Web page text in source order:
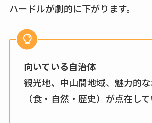
ハードルが劇的に下がります。
向いている自治体
観光地、中山間地域、魅力的
（食・自然・歴史）が点在し